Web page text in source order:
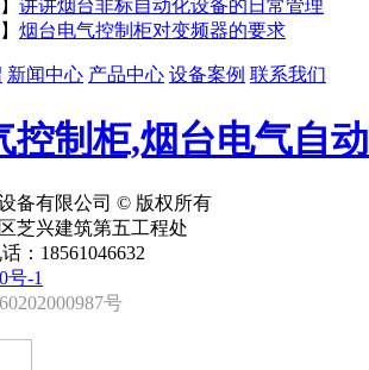
讲讲烟台非标自动化设备的日常管理
烟台电气控制柜对变频器的要求
新闻中心 产品中心 设备案例 联系我们
备有限公司 © 版权所有
芝兴建筑第五工程处
：18561046632
号-1
号